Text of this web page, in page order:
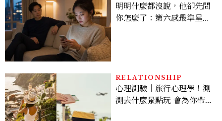
明明什麼都沒說，他卻先問
你怎麼了：第六感最準星座
RELATIONSHIP
心理測驗｜旅行心理學！測
測去什麼景點玩 會為你帶來